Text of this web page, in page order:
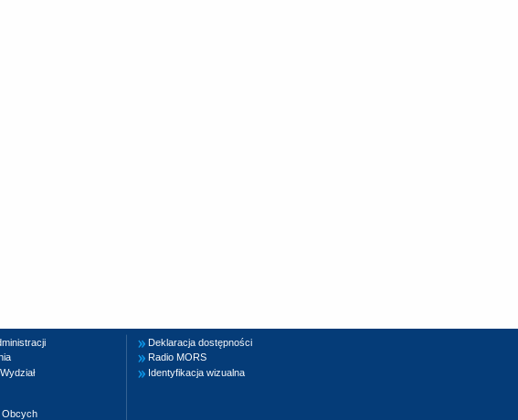
Obcych
Deklaracja dostępności
Radio MORS
Identyfikacja wizualna